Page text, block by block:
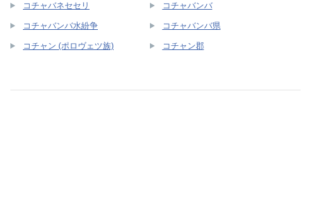
コチャバネセセリ コチャバンバ
コチャバンバ水紛争 コチャバンバ県
コチャン (ポロヴェツ族) コチャン郡